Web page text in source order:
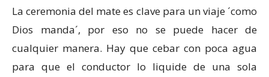
La ceremonia del mate es clave para un viaje ´como
Dios manda´, por eso no se puede hacer de
cualquier manera. Hay que cebar con poca agua
para que el conductor lo liquide de una sola